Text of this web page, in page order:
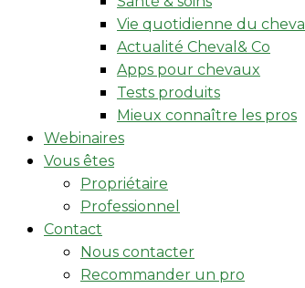
Vie quotidienne du cheval
Actualité Cheval& Co
Apps pour chevaux
Tests produits
Mieux connaître les pros
Webinaires
Vous êtes
Propriétaire
Professionnel
Contact
Nous contacter
Recommander un pro